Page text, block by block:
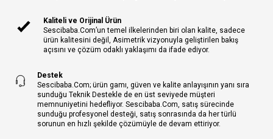
Kaliteli ve Orijinal Ürün
Sescibaba.Com’un temel ilkelerinden biri olan kalite, sadece
ürün kalitesini değil, Asimetrik vizyonuyla geliştirilen bakış
açısını ve çözüm odaklı yaklaşımı da ifade ediyor.
Destek
Sescibaba.Com; ürün gamı, güven ve kalite anlayışının yanı sıra
sunduğu Teknik Destekle de en üst seviyede müşteri
memnuniyetini hedefliyor. Sescibaba.Com, satış sürecinde
sunduğu profesyonel desteği, satış sonrasında da her türlü
sorunun en hızlı şekilde çözümüyle de devam ettiriyor.